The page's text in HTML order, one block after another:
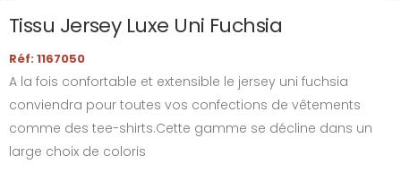
Tissu Jersey Luxe Uni Fuchsia
Réf: 1167050
A la fois confortable et extensible le jersey uni fuchsia
conviendra pour toutes vos confections de vêtements
comme des tee-shirts.Cette gamme se décline dans un
large choix de coloris